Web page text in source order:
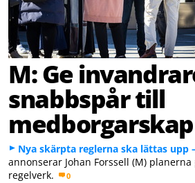
M: Ge
snabbspår till
medborgarskap
Nya skärpta reglerna ska lättas upp
annonserar Johan Forssell (M)
regelverk.
0